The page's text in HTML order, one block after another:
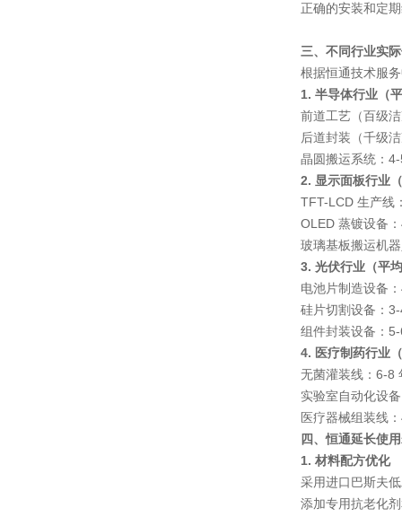
正确的安装和定
三、不同行业实
根据恒通技术服
1. 半导体行业（
前道工艺（百级
后道封装（千级
晶圆搬运系统 ：
2. 显示面板行业
TFT-LCD 生产线
OLED 蒸镀设备
玻璃基板搬运机
3. 光伏行业（平
电池片制造设备
硅片切割设备 ：
组件封装设备 ：
4. 医疗制药行业
无菌灌装线 ：6-8
实验室自动化设备
医疗器械组装线
四、恒通延长使
1. 材料配方优化
采用进口巴斯夫
添加专用抗老化